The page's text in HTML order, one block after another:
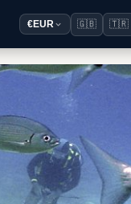
€EUR 🇬🇧 🇹🇷